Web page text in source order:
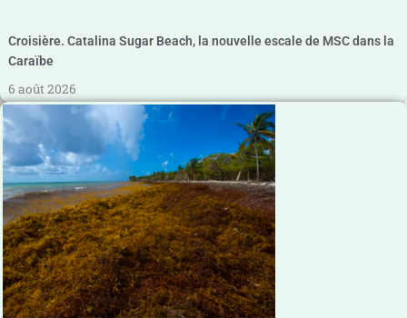
Croisière. Catalina Sugar Beach, la nouvelle escale de MSC dans la
Caraïbe
6 août 2026